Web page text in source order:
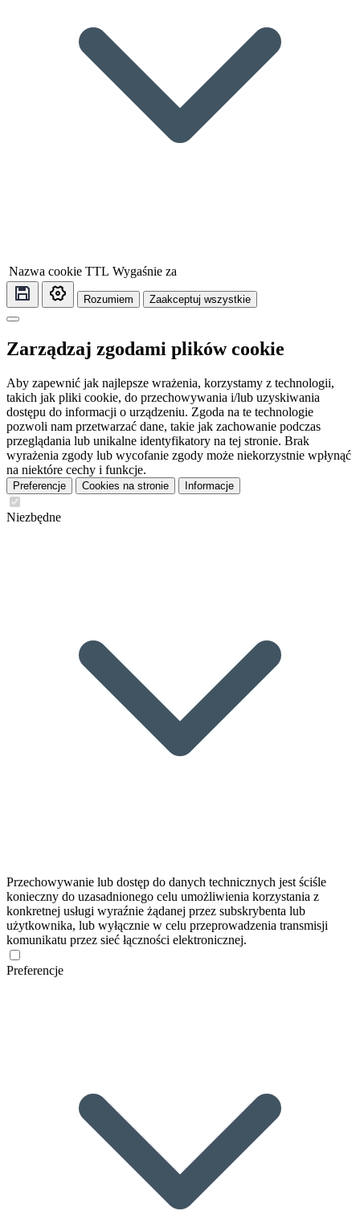
Nazwa cookie TTL Wygaśnie za
Rozumiem Zaakceptuj wszystkie
Zarządzaj zgodami plików cookie
Aby zapewnić jak najlepsze wrażenia, korzystamy z technologii,
takich jak pliki cookie, do przechowywania i/lub uzyskiwania
dostępu do informacji o urządzeniu. Zgoda na te technologie
pozwoli nam przetwarzać dane, takie jak zachowanie podczas
przeglądania lub unikalne identyfikatory na tej stronie. Brak
wyrażenia zgody lub wycofanie zgody może niekorzystnie wpłynąć
na niektóre cechy i funkcje.
Preferencje Cookies na stronie Informacje
Niezbędne
Przechowywanie lub dostęp do danych technicznych jest ściśle
konieczny do uzasadnionego celu umożliwienia korzystania z
konkretnej usługi wyraźnie żądanej przez subskrybenta lub
użytkownika, lub wyłącznie w celu przeprowadzenia transmisji
komunikatu przez sieć łączności elektronicznej.
Preferencje